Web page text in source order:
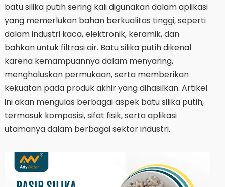
batu silika putih sering kali digunakan dalam aplikasi
yang memerlukan bahan berkualitas tinggi, seperti
dalam industri kaca, elektronik, keramik, dan
bahkan untuk filtrasi air. Batu silika putih dikenal
karena kemampuannya dalam menyaring,
menghaluskan permukaan, serta memberikan
kekuatan pada produk akhir yang dihasilkan. Artikel
ini akan mengulas berbagai aspek batu silika putih,
termasuk komposisi, sifat fisik, serta aplikasi
utamanya dalam berbagai sektor industri.